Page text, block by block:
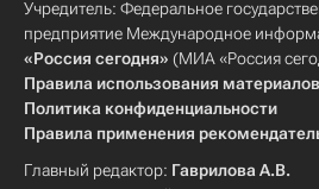
Учредитель: Федеральное
предприятие Международное
«Россия сегодня» (МИА «Россия
Правила использования материалов
Политика конфиденциальности
Правила применения
Главный редактор: Гаврилова А.В.